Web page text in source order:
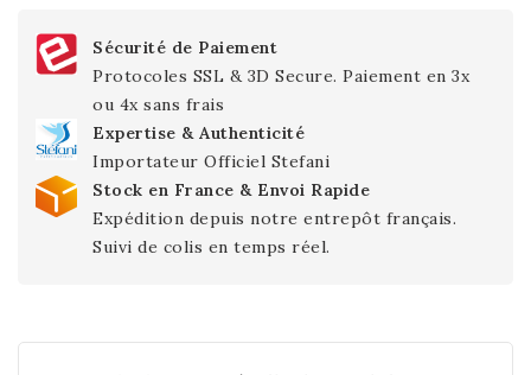
Sécurité de Paiement
Protocoles SSL & 3D Secure. Paiement en 3x
ou 4x sans frais
Expertise & Authenticité
Importateur Officiel Stefani
Stock en France & Envoi Rapide
Expédition depuis notre entrepôt français.
Suivi de colis en temps réel.